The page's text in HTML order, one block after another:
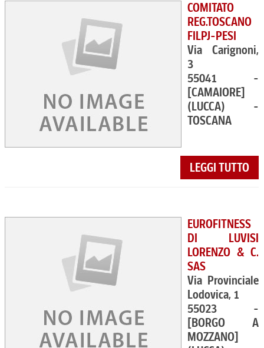
COMITATO
REG.TOSCANO
FILPJ-PESI
Via Carignoni,
3
55041 -
[CAMAIORE]
(LUCCA) -
TOSCANA
LEGGI TUTTO
EUROFITNESS
DI LUVISI
LORENZO & C.
SAS
Via Provinciale
Lodovica, 1
55023 -
[BORGO A
MOZZANO]